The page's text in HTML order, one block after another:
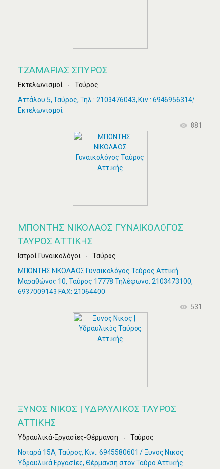
ΤΖΑΜΑΡΙΆΣ ΣΠΎΡΟΣ
Εκτελωνισμοί
Ταύρος
Αττάλου 5, Ταύρος, Τηλ.: 2103476043, Κιν.: 6946956314/
Εκτελωνισμοί
881
ΜΠΟΝΤΗΣ ΝΙΚΟΛΑΟΣ ΓΥΝΑΙΚΟΛΌΓΟΣ
ΤΑΎΡΟΣ ΑΤΤΙΚΉΣ
Ιατροί Γυναικολόγοι
Ταύρος
ΜΠΟΝΤΗΣ ΝΙΚΟΛΑΟΣ Γυναικολόγος Ταύρος Αττική
Μαραθώνος 10, Ταύρος 17778 Τηλέφωνο: 2103473100,
6937009143 FAX: 21064400
531
ΞΥΝΟΣ ΝΙΚΟΣ | ΥΔΡΑΥΛΙΚΌΣ ΤΑΎΡΟΣ
ΑΤΤΙΚΉΣ
Υδραυλικά-Εργασίες-Θέρμανση
Ταύρος
Νοταρά 15Α, Ταύρος, Κιν.: 6945580601 / Ξυνος Νικος
Υδραυλικά Εργασίες, Θέρμανση στον Ταύρο Αττικής.